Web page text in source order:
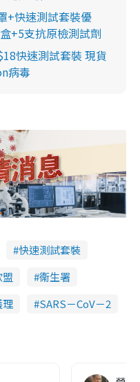
+快速測試套裝優
+5支抗原檢測試劑
快速測試套裝 現貨
病毒
快速測試套裝
衞生署
理 SARS－CoV－2